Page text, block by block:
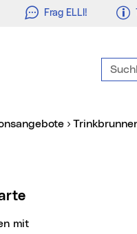
Frag ELLI!